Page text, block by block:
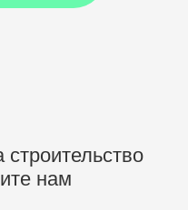
строительство
нам